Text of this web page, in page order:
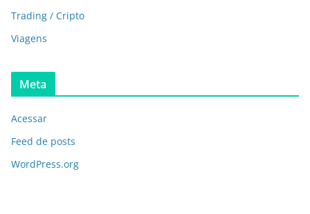
Trading / Cripto
Viagens
Meta
Acessar
Feed de posts
WordPress.org